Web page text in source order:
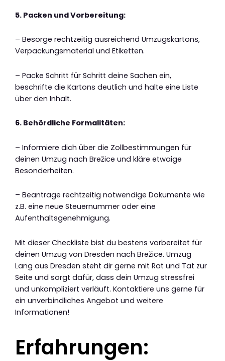
5. Packen und Vorbereitung:
– Besorge rechtzeitig ausreichend Umzugskartons,
Verpackungsmaterial und Etiketten.
– Packe Schritt für Schritt deine Sachen ein,
beschrifte die Kartons deutlich und halte eine Liste
über den Inhalt.
6. Behördliche Formalitäten:
– Informiere dich über die Zollbestimmungen für
deinen Umzug nach Brežice und kläre etwaige
Besonderheiten.
– Beantrage rechtzeitig notwendige Dokumente wie
z.B. eine neue Steuernummer oder eine
Aufenthaltsgenehmigung.
Mit dieser Checkliste bist du bestens vorbereitet für
deinen Umzug von Dresden nach Brežice. Umzug
Lang aus Dresden steht dir gerne mit Rat und Tat zur
Seite und sorgt dafür, dass dein Umzug stressfrei
und unkompliziert verläuft. Kontaktiere uns gerne für
ein unverbindliches Angebot und weitere
Informationen!
Erfahrungen: